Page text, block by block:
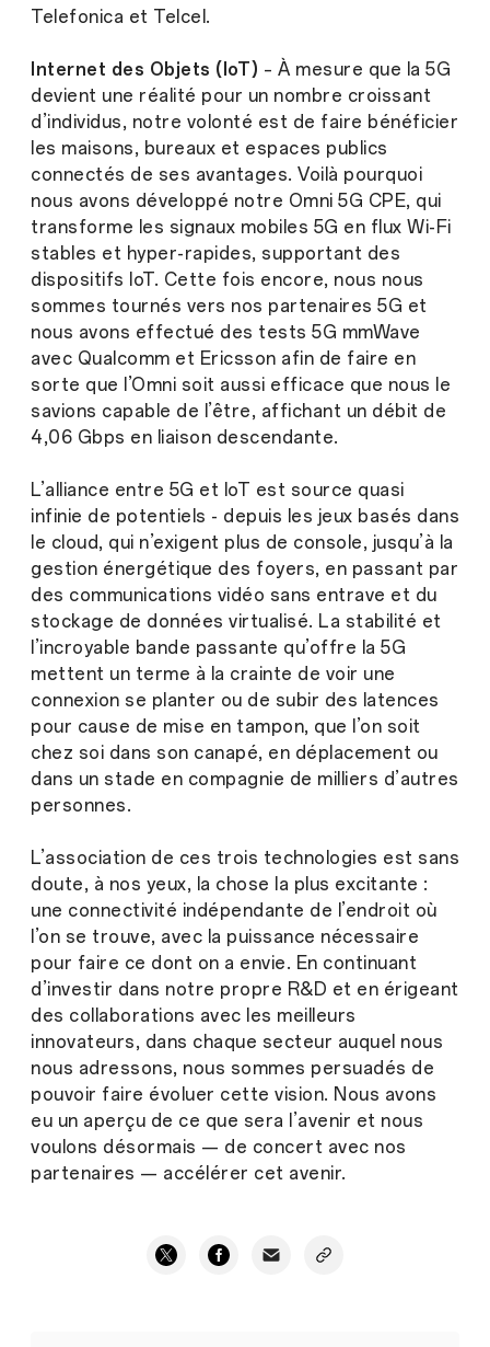
Telefonica et Telcel.
Internet des Objets (IoT) – À mesure que la 5G
devient une réalité pour un nombre croissant
d’individus, notre volonté est de faire bénéficier
les maisons, bureaux et espaces publics
connectés de ses avantages. Voilà pourquoi
nous avons développé notre Omni 5G CPE, qui
transforme les signaux mobiles 5G en flux Wi-Fi
stables et hyper-rapides, supportant des
dispositifs IoT. Cette fois encore, nous nous
sommes tournés vers nos partenaires 5G et
nous avons effectué des tests 5G mmWave
avec Qualcomm et Ericsson afin de faire en
sorte que l’Omni soit aussi efficace que nous le
savions capable de l’être, affichant un débit de
4,06 Gbps en liaison descendante.
L’alliance entre 5G et IoT est source quasi
infinie de potentiels - depuis les jeux basés dans
le cloud, qui n’exigent plus de console, jusqu’à la
gestion énergétique des foyers, en passant par
des communications vidéo sans entrave et du
stockage de données virtualisé. La stabilité et
l’incroyable bande passante qu’offre la 5G
mettent un terme à la crainte de voir une
connexion se planter ou de subir des latences
pour cause de mise en tampon, que l’on soit
chez soi dans son canapé, en déplacement ou
dans un stade en compagnie de milliers d’autres
personnes.
L’association de ces trois technologies est sans
doute, à nos yeux, la chose la plus excitante :
une connectivité indépendante de l’endroit où
l’on se trouve, avec la puissance nécessaire
pour faire ce dont on a envie. En continuant
d’investir dans notre propre R&D et en érigeant
des collaborations avec les meilleurs
innovateurs, dans chaque secteur auquel nous
nous adressons, nous sommes persuadés de
pouvoir faire évoluer cette vision. Nous avons
eu un aperçu de ce que sera l’avenir et nous
voulons désormais — de concert avec nos
partenaires — accélérer cet avenir.